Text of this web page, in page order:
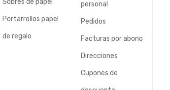
Sobres de papel
Portarrollos papel
de regalo
personal
Pedidos
Facturas por abono
Direcciones
Cupones de